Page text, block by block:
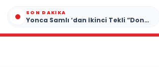
SON DAKIKA
Yonca Samlı ‘dan İkinci Tekli “Donacaksın Sevgilim “ yayımlandı